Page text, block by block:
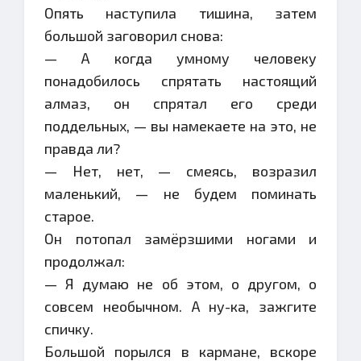
Опять наступила тишина, затем
большой заговорил снова:
— А когда умному человеку
понадобилось спрятать настоящий
алмаз, он спрятал его среди
поддельных, — вы намекаете на это, не
правда ли?
— Нет, нет, — смеясь, возразил
маленький, — не будем поминать
старое.
Он потопал замёрзшими ногами и
продолжал:
— Я думаю не об этом, о другом, о
совсем необычном. А ну-ка, зажгите
спичку.
Большой порылся в кармане, вскоре